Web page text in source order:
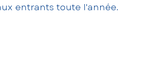
entrants toute l'année.